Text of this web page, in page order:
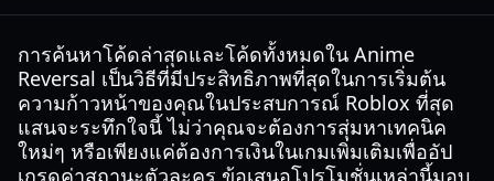
การค้นหาโค้ดล่าสุดและโค้ดทั้งหมดใน Anime
Reversal เป็นวิธีที่มีประสิทธิภาพที่สุดในการเริ่มต้น
ความก้าวหน้าของคุณในประสบการณ์ Roblox ที่สุด
แสนจะระทึกใจนี้ ไม่ว่าคุณจะต้องการสุ่มหาเทคนิค
ใหม่ๆ หรือเพียงแค่ต้องการเงินในเกมเพิ่มเติมเพื่ออัป
เกรดค่าสถานะตัวละคร ข้อเสนอโปรโมชั่นเหล่านี้มอบ